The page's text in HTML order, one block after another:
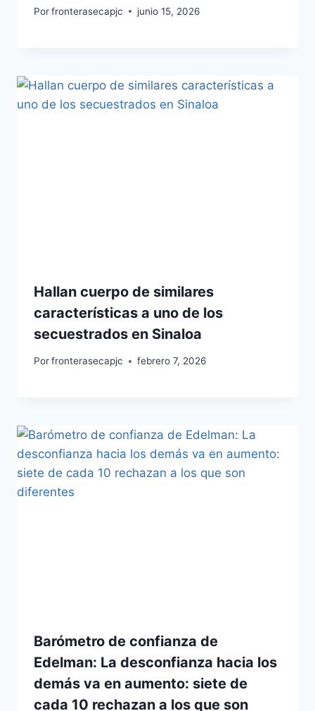
Porfronterasecapjc junio 15, 2026
Hallan cuerpo de similares
características a uno de los
secuestrados en Sinaloa
Porfronterasecapjc febrero 7, 2026
Barómetro de confianza de
Edelman: La desconfianza hacia los
demás va en aumento: siete de
cada 10 rechazan a los que son